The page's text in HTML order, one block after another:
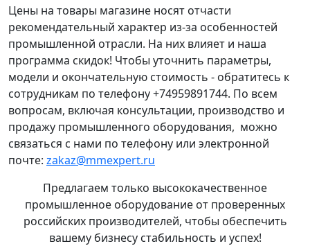
Цены на товары магазине носят отчасти
рекомендательный характер из-за особенностей
промышленной отрасли. На них влияет и наша
программа скидок! Чтобы уточнить параметры,
модели и окончательную стоимость - обратитесь к
сотрудникам по телефону +74959891744. По всем
вопросам, включая консультации, производство и
продажу промышленного оборудования, можно
связаться с нами по телефону или электронной
почте: zakaz@mmexpert.ru
Предлагаем только высококачественное
промышленное оборудование от проверенных
российских производителей, чтобы обеспечить
вашему бизнесу стабильность и успех!